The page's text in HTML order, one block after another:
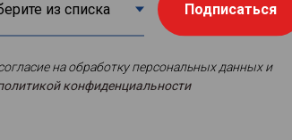
ведомственного
агентства
программ обеспечения
Подписаться
на обработку персональных данных и
конфиденциальности